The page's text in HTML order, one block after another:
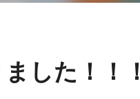
した！！！